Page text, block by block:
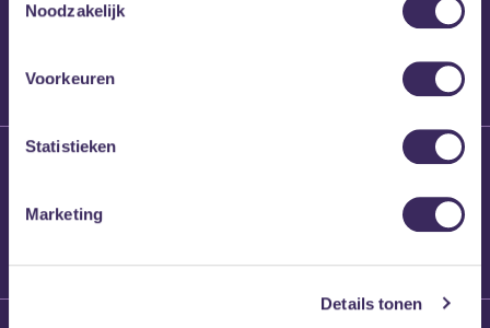
Noodzakelijk
Voorkeuren
Statistieken
Marketing
Details tonen
Brennt Vanneste